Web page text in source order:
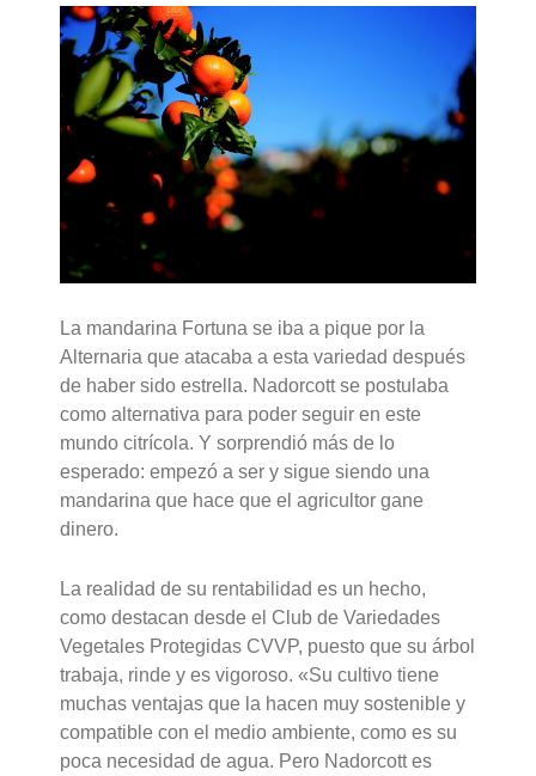
La mandarina Fortuna se iba a pique por la
Alternaria que atacaba a esta variedad después
de haber sido estrella. Nadorcott se postulaba
como alternativa para poder seguir en este
mundo citrícola. Y sorprendió más de lo
esperado: empezó a ser y sigue siendo una
mandarina que hace que el agricultor gane
dinero.
La realidad de su rentabilidad es un hecho,
como destacan desde el Club de Variedades
Vegetales Protegidas CVVP, puesto que su árbol
trabaja, rinde y es vigoroso. «Su cultivo tiene
muchas ventajas que la hacen muy sostenible y
compatible con el medio ambiente, como es su
poca necesidad de agua. Pero Nadorcott es